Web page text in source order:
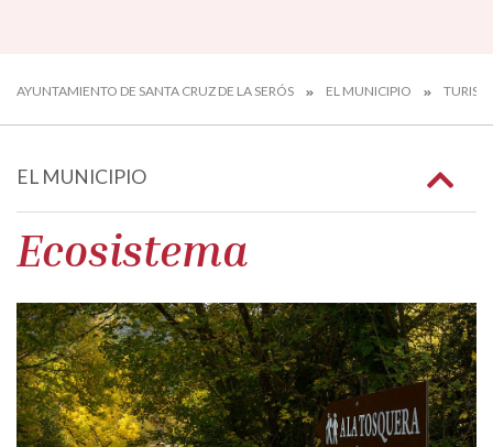
AYUNTAMIENTO DE SANTA CRUZ DE LA SERÓS EL MUNICIPIO
EL MUNICIPIO
Ecosistema